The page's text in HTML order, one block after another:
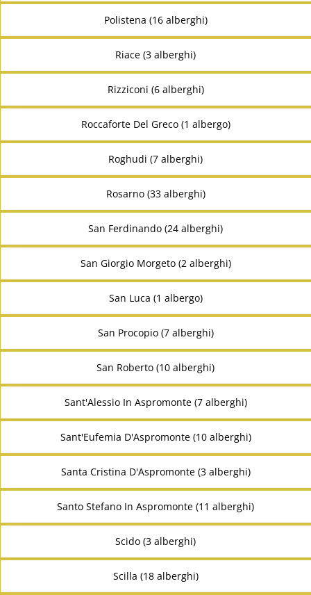
Polistena (16 alberghi)
Riace (3 alberghi)
Rizziconi (6 alberghi)
Roccaforte Del Greco (1 albergo)
Roghudi (7 alberghi)
Rosarno (33 alberghi)
San Ferdinando (24 alberghi)
San Giorgio Morgeto (2 alberghi)
San Luca (1 albergo)
San Procopio (7 alberghi)
San Roberto (10 alberghi)
Sant'Alessio In Aspromonte (7 alberghi)
Sant'Eufemia D'Aspromonte (10 alberghi)
Santa Cristina D'Aspromonte (3 alberghi)
Santo Stefano In Aspromonte (11 alberghi)
Scido (3 alberghi)
Scilla (18 alberghi)